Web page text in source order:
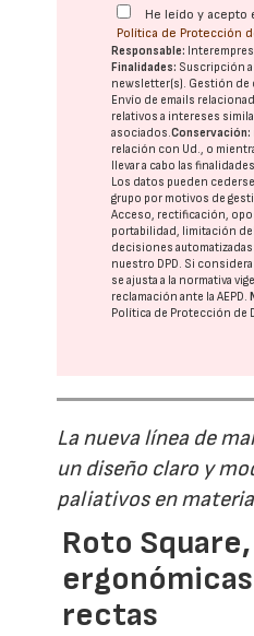
He leído y acepto
Política de Protección
Responsable:
Finalidades: Suscripción
newsletter(s). Gestión de
Envío de emails
relativos a intereses
asociados.Conservación:
relación con Ud., o
llevar a cabo las
Los datos pueden
grupo por motivos de
Acceso, rectificación,
portabilidad, limitación
decisiones automatizadas:
nuestro DPD. Si
se ajusta a la normativa
reclamación ante laAEPD.
Política de Protección de
La nueva línea de
un diseño claro y
paliativos en
Roto
rectas